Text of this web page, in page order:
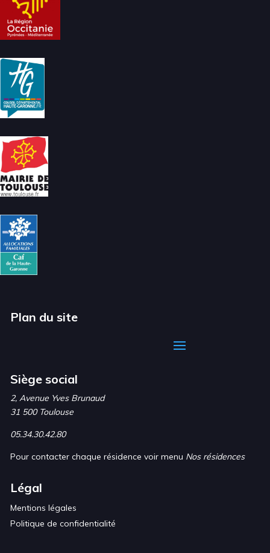
Plan du site
Siège social
2, Avenue Yves Brunaud
31 500 Toulouse
05.34.30.42.80
Pour contacter chaque résidence voir menu Nos résidences
Légal
Mentions légales
Politique de confidentialité